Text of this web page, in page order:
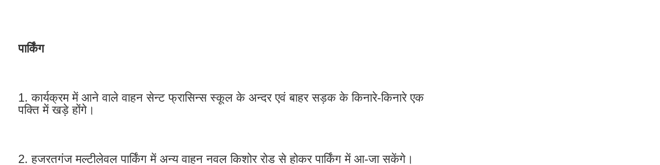
पार्किंग
1. कार्यक्रम में आने वाले वाहन सेन्ट फ्रासिन्स स्कूल के अन्दर एवं बाहर सड़क के किनारे-किनारे एक
पक्ति में खड़े होंगे।
2. हजरतगंज मल्टीलेवल पार्किंग में अन्य वाहन नवल किशोर रोड से होकर पार्किंग में आ-जा सकेंगे।